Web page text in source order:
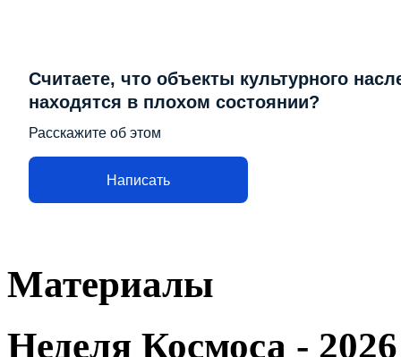
Считаете, что объекты культурного
находятся в плохом состоянии?
Расскажите об этом
Написать
Материалы
Неделя Космоса - 2026